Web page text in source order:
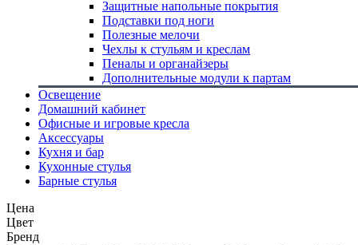
Защитные напольные покрытия
Подставки под ноги
Полезные мелочи
Чехлы к стульям и креслам
Пеналы и органайзеры
Дополнительные модули к партам
Освещение
Домашний кабинет
Офисные и игровые кресла
Аксессуары
Кухня и бар
Кухонные стулья
Барные стулья
Цена
Цвет
Бренд